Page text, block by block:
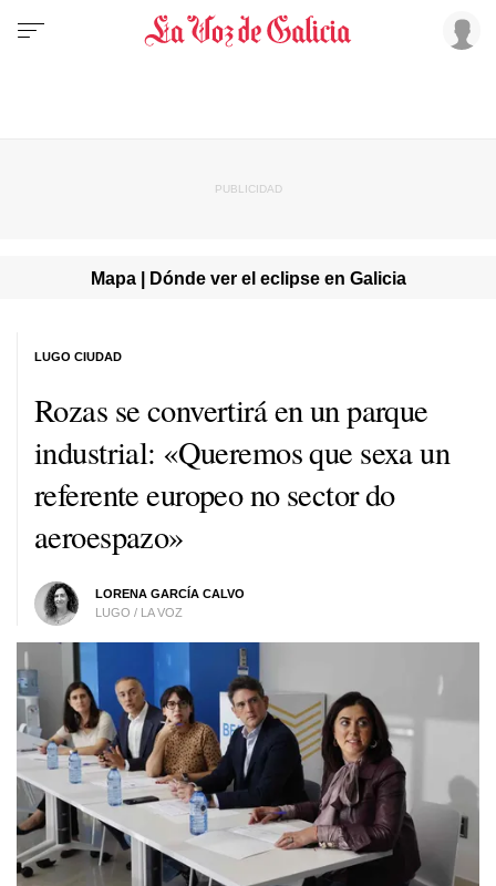
Mapa | Dónde ver el eclipse en Galicia
Rozas se convertirá en un parque
industrial: «Queremos que sexa un
referente europeo no sector do
aeroespazo»
LORENA GARCÍA CALVO
LUGO / LA VOZ
LUGO CIUDAD